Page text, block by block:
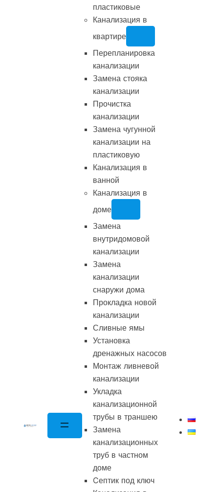
пластиковые
Канализация в
квартире
Перепланировка
канализации
Замена стояка
канализации
Прочистка
канализации
Замена чугунной
канализации на
пластиковую
Канализация в
ванной
Канализация в
доме
Замена
внутридомовой
канализации
Замена
канализации
снаружи дома
Прокладка новой
канализации
Сливные ямы
Установка
дренажных насосов
Монтаж ливневой
канализации
Укладка
канализационной
трубы в траншею
Замена
канализационных
труб в частном
доме
Cептик под ключ